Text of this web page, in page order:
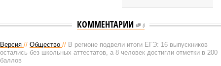
КОММЕНТАРИИ 0
Версия // Общество // В регионе подвели итоги ЕГЭ: 16 выпускников
остались без школьных аттестатов, а 8 человек достигли отметки в 200
баллов